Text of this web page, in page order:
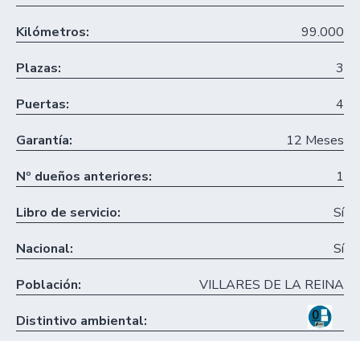
Kilómetros: 99.000
Plazas: 3
Puertas: 4
Garantía: 12 Meses
Nº dueños anteriores: 1
Libro de servicio: Sí
Nacional: Sí
Población: VILLARES DE LA REINA
Distintivo ambiental: